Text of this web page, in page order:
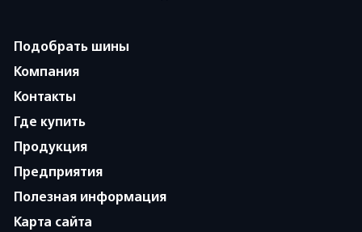
Подобрать шины
Компания
Контакты
Где купить
Продукция
Предприятия
Полезная информация
Карта сайта